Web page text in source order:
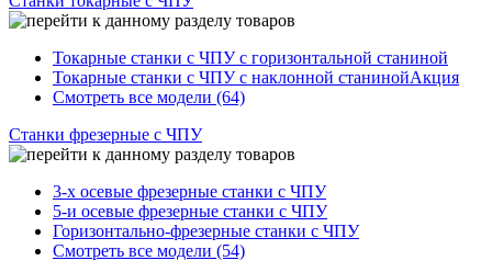
Токарные станки с ЧПУ с горизонтальной станиной
Токарные станки с ЧПУ с наклонной станинойАкция
Смотреть все модели (64)
Станки фрезерные с ЧПУ
3-х осевые фрезерные станки с ЧПУ
5-и осевые фрезерные станки с ЧПУ
Горизонтально-фрезерные станки с ЧПУ
Смотреть все модели (54)